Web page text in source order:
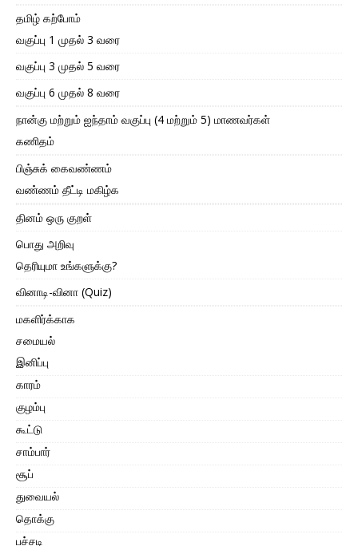
தமிழ் கற்போம்
வகுப்பு 1 முதல் 3 வரை
வகுப்பு 3 முதல் 5 வரை
வகுப்பு 6 முதல் 8 வரை
நான்கு மற்றும் ஐந்தாம் வகுப்பு (4 மற்றும் 5) மாணவர்கள்
கணிதம்
பிஞ்சுக் கைவண்ணம்
வண்ணம் தீட்டி மகிழ்க
தினம் ஒரு குறள்
பொது அறிவு
தெரியுமா உங்களுக்கு?
வினாடி-வினா (Quiz)
மகளிர்க்காக
சமையல்
இனிப்பு
காரம்
குழம்பு
கூட்டு
சாம்பார்
சூப்
துவையல்
தொக்கு
பச்சடி